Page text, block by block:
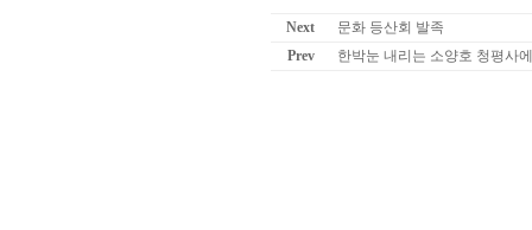
Next
문화 등산회 발족
Prev
한박눈 내리는 소양호 청평사